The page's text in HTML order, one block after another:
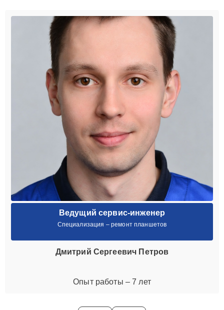
Ведущий сервис-инженер
Специализация – ремонт планшетов
Дмитрий Сергеевич Петров
Опыт работы – 7 лет